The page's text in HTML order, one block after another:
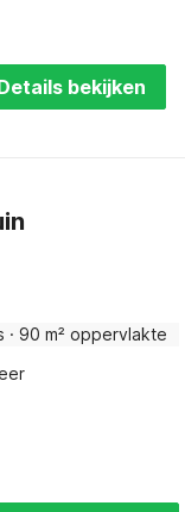
bekijken
· 90 m² oppervlakte